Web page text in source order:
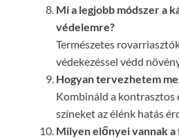
Mi a legjobb módszer a
védelemre?
Természetes
védekezéssel védd
Hogyan tervezhetem
Kombináld a kontrasztos
színeket az élénk hatás
Milyen előnyei vannak